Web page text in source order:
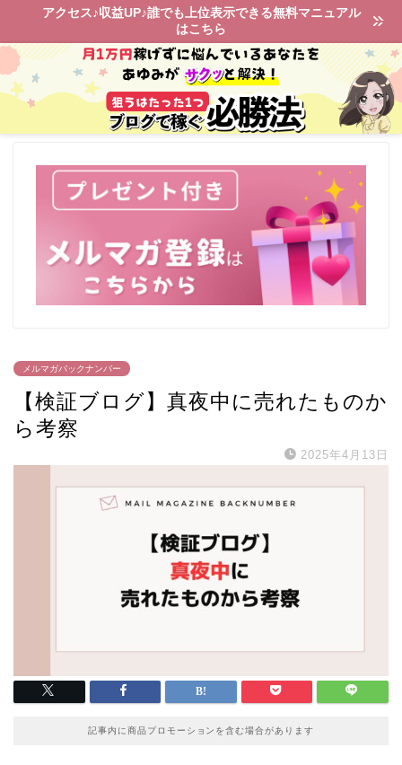
アクセス♪収益UP♪誰でも上位表示できる無料マニュアル
はこちら
メルマガバックナンバー
【検証ブログ】真夜中に売れたものか
ら考察
2025年4月13日
記事内に商品プロモーションを含む場合があります